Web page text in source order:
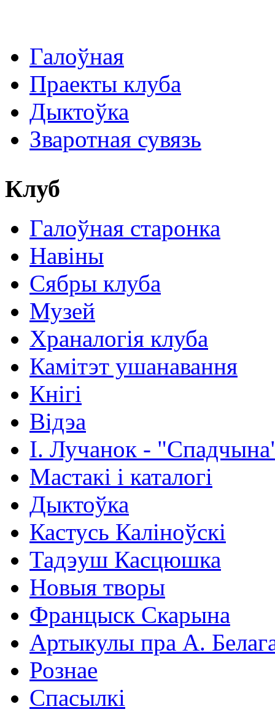
Галоўная
Праекты клуба
Дыктоўка
Зваротная сувязь
Клуб
Галоўная старонка
Навіны
Сябры клуба
Музей
Храналогія клуба
Камітэт ушанавання
Кнігі
Відэа
І. Лучанок -
Мастакі i каталогi
Дыктоўка
Кастусь Каліноўскі
Тадэуш Касцюшка
Новыя творы
Францыск Скарына
Артыкулы пра А.
Рознае
Спасылкі